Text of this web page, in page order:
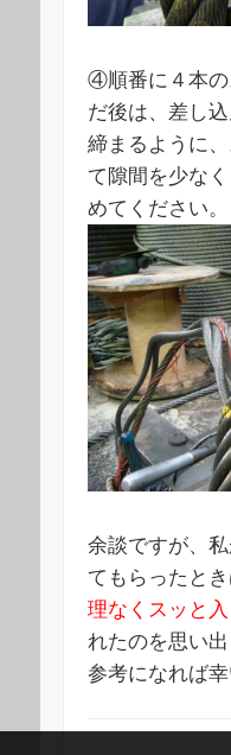
④順番に４本の
だ後は、差し
締まるように
て隙間を少な
めてください。
余談ですが、
てもらったとき
理なくスッと入
れたのを思い出
参考になれば幸